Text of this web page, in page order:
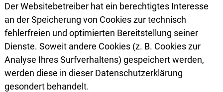
Der Websitebetreiber hat ein berechtigtes Interesse
an der Speicherung von Cookies zur technisch
fehlerfreien und optimierten Bereitstellung seiner
Dienste. Soweit andere Cookies (z. B. Cookies zur
Analyse Ihres Surfverhaltens) gespeichert werden,
werden diese in dieser Datenschutzerklärung
gesondert behandelt.